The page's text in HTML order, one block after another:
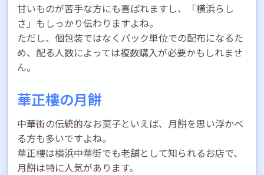
甘いものが苦手な方にも喜ばれますし、「横浜らし
さ」もしっかり伝わりますよね。
ただし、個包装ではなくパック単位での配布になるた
め、配る人数によっては複数購入が必要かもしれませ
ん。
華正樓の月餅
中華街の伝統的なお菓子といえば、月餅を思い浮かべ
る方も多いですよね。
華正樓は横浜中華街でも老舗として知られるお店で、
月餅は特に人気があります。